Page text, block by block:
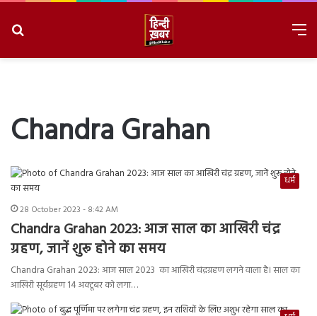
Chandra Grahan
धर्म
28 October 2023 - 8:42 AM
Chandra Grahan 2023: आज साल का आखिरी चंद्र
ग्रहण, जानें शुरू होने का समय
Chandra Grahan 2023: आज साल 2023 का आखिरी चंद्रग्रहण लगने वाला है। साल का
आखिरी सूर्यग्रहण 14 अक्टूबर को लगा…